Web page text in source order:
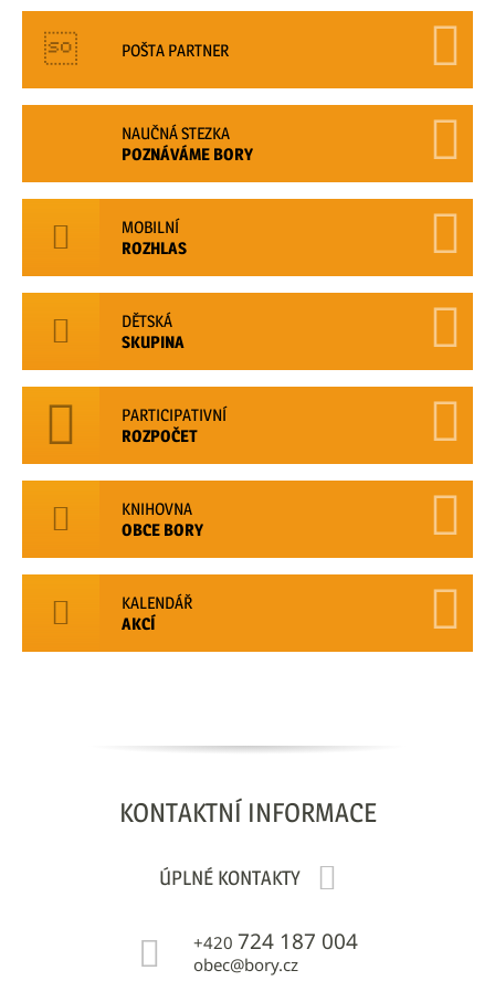
POŠTA PARTNER
NAUČNÁ STEZKA
POZNÁVÁME BORY
MOBILNÍ
ROZHLAS
DĚTSKÁ
SKUPINA
PARTICIPATIVNÍ
ROZPOČET
KNIHOVNA
OBCE BORY
KALENDÁŘ
AKCÍ
KONTAKTNÍ INFORMACE
+420 724 187 004
obec@bory.cz
ÚPLNÉ KONTAKTY